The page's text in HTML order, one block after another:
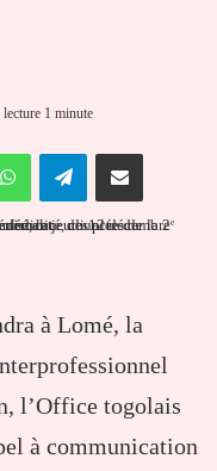
lecture 1 minute
WhatsAppTelegramPartager par email
à Lomé, la
l’Office togolais
à communication